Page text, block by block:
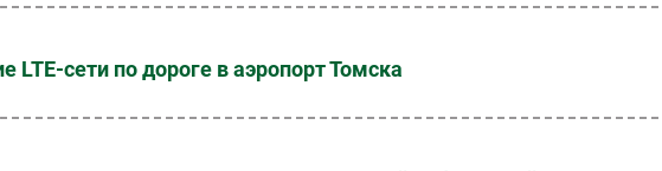
сети по дороге в аэропорт Томска